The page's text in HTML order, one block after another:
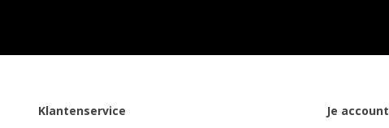
Klantenservice Je account